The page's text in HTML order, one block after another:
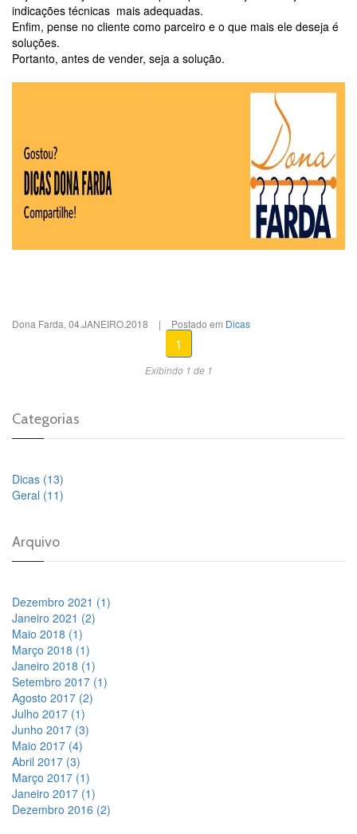
indicações técnicas mais adequadas.
Enfim, pense no cliente como parceiro e o que mais ele deseja é
soluções.
Portanto, antes de vender, seja a solução.
Dona Farda, 04.JANEIRO.2018 | Postado em Dicas
1
Exibindo 1 de 1
Categorias
Dicas (13)
Geral (11)
Arquivo
Dezembro 2021 (1)
Janeiro 2021 (2)
Maio 2018 (1)
Março 2018 (1)
Janeiro 2018 (1)
Setembro 2017 (1)
Agosto 2017 (2)
Julho 2017 (1)
Junho 2017 (3)
Maio 2017 (4)
Abril 2017 (3)
Março 2017 (1)
Janeiro 2017 (1)
Dezembro 2016 (2)